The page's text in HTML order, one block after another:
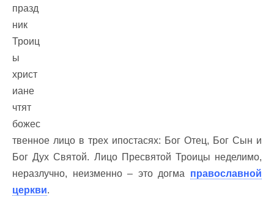
празд
ник
Троиц
ы
христ
иане
чтят
божес
твенное лицо в трех ипостасях: Бог Отец, Бог Сын и
Бог Дух Святой. Лицо Пресвятой Троицы неделимо,
неразлучно, неизменно – это догма православной
церкви.